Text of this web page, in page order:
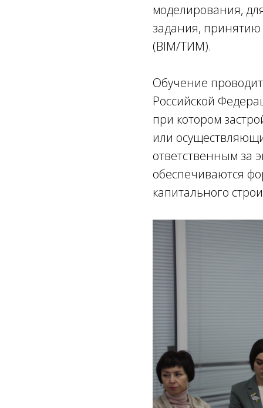
моделирования,
задания,
(BIM/ТИМ).
Обучение
Российской
при котором
или
ответственным за
обеспечиваются
капитального